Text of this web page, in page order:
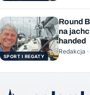
SPORT I REGATY
Round
na
handed
Redakcja ·